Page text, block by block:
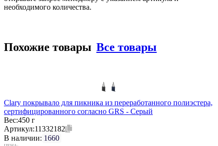
необходимого количества.
Похожие товары Все товары
Clary покрывало для пикника из переработанного полиэстера,
сертифицированного согласно GRS - Серый
Вес:450 г
Артикул:11332182
В наличии: 1660